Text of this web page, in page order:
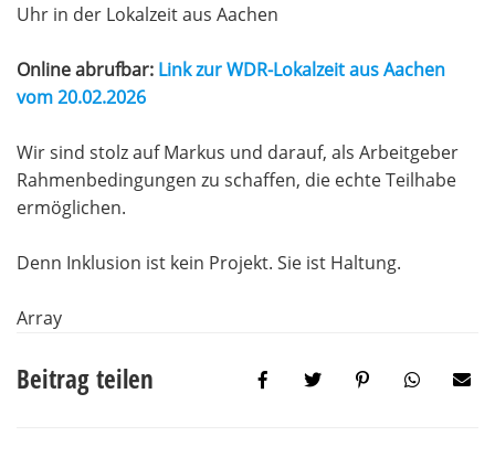
Uhr in der Lokalzeit aus Aachen
Online abrufbar: Link zur WDR-Lokalzeit aus Aachen
vom 20.02.2026
Wir sind stolz auf Markus und darauf, als Arbeitgeber
Rahmenbedingungen zu schaffen, die echte Teilhabe
ermöglichen.
Denn Inklusion ist kein Projekt. Sie ist Haltung.
Array
Beitrag teilen